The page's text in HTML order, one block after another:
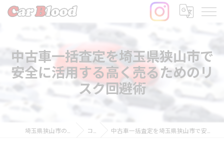
中古車一括査定を埼玉県狭山市で
安全に活用する高く売るためのリ
スク回避術
コラム 中古車一括査定を埼玉県狭山市で安全に活用する高く売るためのリスク回避術